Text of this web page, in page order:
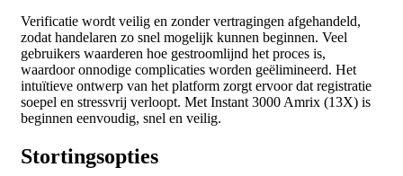
Verificatie wordt veilig en zonder vertragingen afgehandeld,
zodat handelaren zo snel mogelijk kunnen beginnen. Veel
gebruikers waarderen hoe gestroomlijnd het proces is,
waardoor onnodige complicaties worden geëlimineerd. Het
intuïtieve ontwerp van het platform zorgt ervoor dat registratie
soepel en stressvrij verloopt. Met Instant 3000 Amrix (13X) is
beginnen eenvoudig, snel en veilig.
Stortingsopties